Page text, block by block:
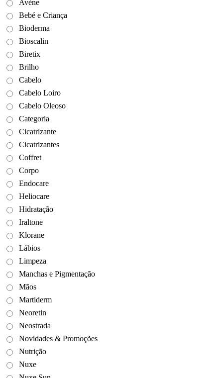
Avène
Bebé e Criança
Bioderma
Bioscalin
Biretix
Brilho
Cabelo
Cabelo Loiro
Cabelo Oleoso
Categoria
Cicatrizante
Cicatrizantes
Coffret
Corpo
Endocare
Heliocare
Hidratação
Iraltone
Klorane
Lábios
Limpeza
Manchas e Pigmentação
Mãos
Martiderm
Neoretin
Neostrada
Novidades & Promoções
Nutrição
Nuxe